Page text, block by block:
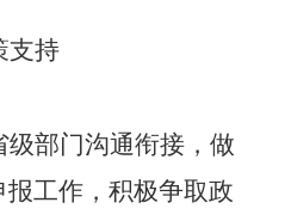
支持
级部门沟通衔接，做
工作，积极争取政